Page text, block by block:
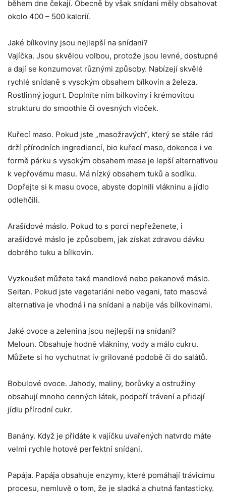
během dne čekají. Obecně by však snídani měly obsahovat
okolo 400 – 500 kalorií.
Jaké bílkoviny jsou nejlepší na snídani?
Vajíčka. Jsou skvělou volbou, protože jsou levné, dostupné
a dají se konzumovat různými způsoby. Nabízejí skvělé
rychlé snídaně s vysokým obsahem bílkovin a železa.
Rostlinný jogurt. Doplníte ním bílkoviny i krémovitou
strukturu do smoothie či ovesných vloček.
Kuřecí maso. Pokud jste „masožravých“, který se stále rád
drží přírodních ingrediencí, bio kuřecí maso, dokonce i ve
formě párku s vysokým obsahem masa je lepší alternativou
k vepřovému masu. Má nízký obsahem tuků a sodíku.
Dopřejte si k masu ovoce, abyste doplnili vlákninu a jídlo
odlehčili.
Arašídové máslo. Pokud to s porcí nepřeženete, i
arašídové máslo je způsobem, jak získat zdravou dávku
dobrého tuku a bílkovin.
Vyzkoušet můžete také mandlové nebo pekanové máslo.
Seitan. Pokud jste vegetariáni nebo vegani, tato masová
alternativa je vhodná i na snídani a nabije vás bílkovinami.
Jaké ovoce a zelenina jsou nejlepší na snídani?
Meloun. Obsahuje hodně vlákniny, vody a málo cukru.
Můžete si ho vychutnat iv grilované podobě či do salátů.
Bobulové ovoce. Jahody, maliny, borůvky a ostružiny
obsahují mnoho cenných látek, podpoří trávení a přidají
jídlu přírodní cukr.
Banány. Když je přidáte k vajíčku uvařených natvrdo máte
velmi rychle hotové perfektní snídani.
Papája. Papája obsahuje enzymy, které pomáhají trávicímu
procesu, nemluvě o tom, že je sladká a chutná fantasticky.